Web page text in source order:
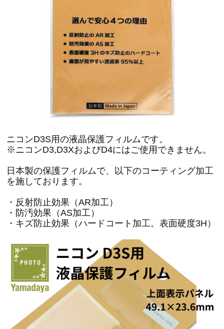
ニコンD3S用の液晶保護フィルムです。
※ニコンD3,D3XおよびD4にはご使用できません。
日本製の保護フィルムで、以下のコーティング加工
を施しております。
・反射防止効果（AR加工）
・防汚効果（AS加工）
・キズ防止効果（ハードコート加工。表面硬度3H）